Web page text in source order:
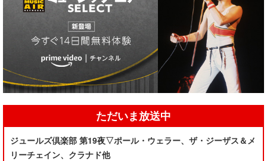
ただいま放送中
ジュールズ倶楽部 第19夜▽ポール・ウェラー、ザ・ジーザス＆メ
リーチェイン、クラナド他